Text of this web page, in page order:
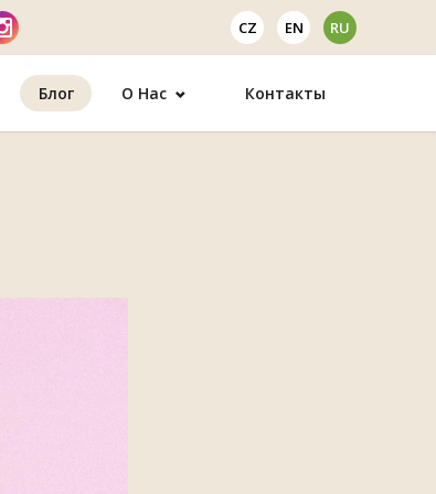
CZ EN RU
Блог О Нас Контакты